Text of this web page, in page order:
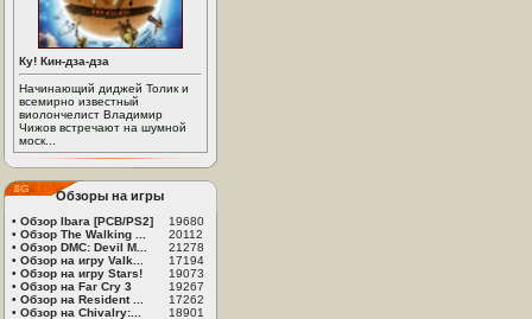
Ку! Кин-дза-дза
Начинающий диджей Толик и
всемирно известный
виолончелист Владимир
Чижов встречают на шумной
моск...
Обзоры на игры
• Обзор Ibara [PCB/PS2]
19680
• Обзор The Walking ...
20112
• Обзор DMC: Devil M...
21278
• Обзор на игру Valk...
17194
• Обзор на игру Stars!
19073
• Обзор на Far Cry 3
19267
• Обзор на Resident ...
17262
• Обзор на Chivalry:...
18901